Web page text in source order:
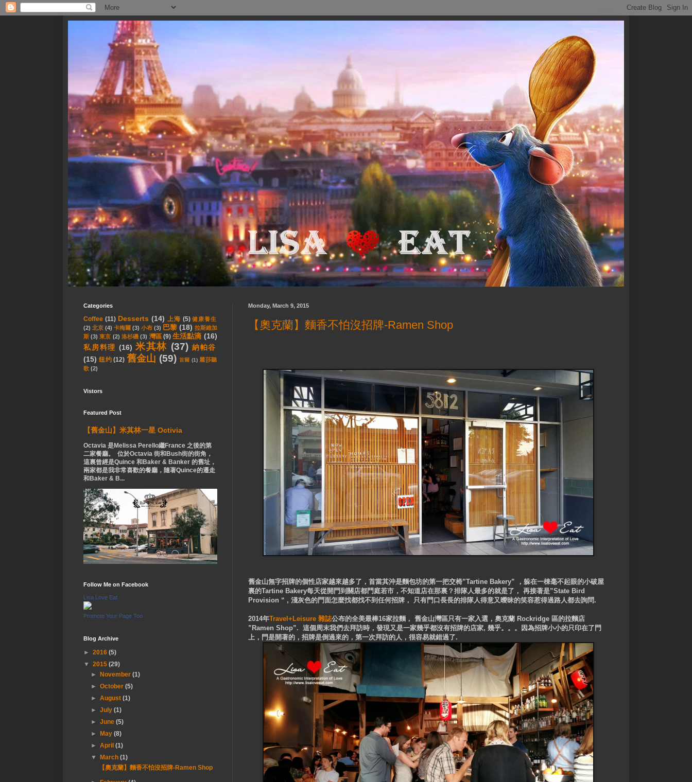
Monday, March 9, 2015
【奧克蘭】麵香不怕沒招牌-Ramen Shop
舊金山無字招牌的個性店家越來越多了，首當其沖是麵包坊的第一把交椅”Tartine Bakery” ，躲在一棟毫不起眼的小破屋
裏的Tartine Bakery每天從開門到關店都門庭若市，不知道店在那裏？排隊人最多的就是了， 再接著是”State Bird
Provision “ , 淺灰色的門面怎麼找都找不到任何招牌， 只有門口長長的排隊人得意又曖昧的笑容惹得過路人都去詢問.
2014年Travel+Leisure 雜誌公布的全美最棒16家拉麵， 舊金山灣區只有一家入選，奧克蘭 Rockridge 區的拉麵店
”Ramen Shop”. 這個周末我們去拜訪時，發現又是一家幾乎都沒有招牌的店家, 幾乎。。。因為招牌小小的只印在了門
上，門是開著的，招牌是倒過來的，第一次拜訪的人，很容易就錯過了.
Categories
Coffee (11) Desserts (14) 上海 (5) 健康養生
(2) 北京 (4) 卡梅爾 (3) 小布 (3) 巴黎 (18) 拉斯維加
斯 (3) 東京 (2) 洛杉磯 (3) 灣區 (9) 生活點滴 (16)
私房料理 (16) 米其林 (37) 納帕谷
(15) 纽约 (12) 舊金山 (59) 首爾 (1) 麗莎聽
歌 (2)
Vistors
Featured Post
【舊金山】米其林一星 Octivia
Octavia 是Melissa Perello繼France 之後的第
二家餐廳。 位於Octavia 街和Bush街的街角，
這裏曾經是Quince 和Baker & Banker 的舊址，
兩家都是我非常喜歡的餐廳，隨著Quince的遷走
和Baker & B...
Follow Me on Facebook
Lisa Love Eat
Promote Your Page Too
Blog Archive
► 2016 (5)
▼ 2015 (29)
►
November(1)
►October(5)
►August(1)
►July(1)
►June(5)
►
May(8)
►April(1)
▼
March(1)
【奧克蘭】麵香不怕沒招牌-Ramen Shop